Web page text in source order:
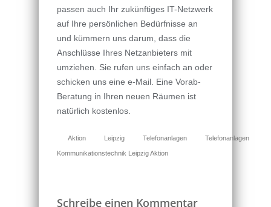
passen auch Ihr zukünftiges IT-Netzwerk
auf Ihre persönlichen Bedürfnisse an
und kümmern uns darum, dass die
Anschlüsse Ihres Netzanbieters mit
umziehen. Sie rufen uns einfach an oder
schicken uns eine e-Mail. Eine Vorab-
Beratung in Ihren neuen Räumen ist
natürlich kostenlos.
Aktion Leipzig Telefonanlagen Telefonanlagen
Kommunikationstechnik Leipzig Aktion
Schreibe einen Kommentar